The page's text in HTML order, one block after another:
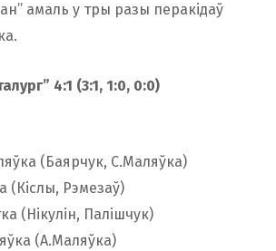
амаль у тры разы перакідаў
4:1 (3:1, 1:0, 0:0)
(Баярчук, С.Маляўка)
(Кіслы, Рэмезаў)
(Нікулін, Палішчук)
(А.Маляўка)